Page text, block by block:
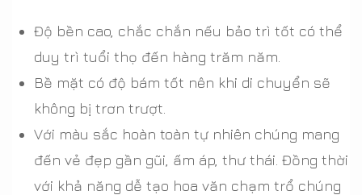
Độ bền cao, chắc chắn nếu bảo trì tốt có thể
duy trì tuổi thọ đến hàng trăm năm.
Bề mặt có độ bám tốt nên khi di chuyển sẽ
không bị trơn trượt.
Với màu sắc hoàn toàn tự nhiên chúng mang
đến vẻ đẹp gần gũi, ấm áp, thư thái. Đồng thời
với khả năng dễ tạo hoa văn chạm trổ chúng